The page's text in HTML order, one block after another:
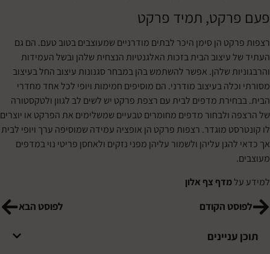
תמיד פרקט
הן סימן היכר לבתים מודרניים שמעוצבים בטוב טעם. הם גם
עיצוב הבית בזכות האלגנטיות הנצחית שלהן ובשל העמידות
שלהן. אפשר להשתמש בהן במבחר סגנונות עיצוב החל בעיצוב
בעיצוב מודרני. הם מוסיפים חמימות ויופי לכל אחד מחדרי
מדפים לבית עם רצפת פרקט יש לשים לב לגוון ולטקסטורה
ולבחור מדפים מחומרים טבעיים שמשלימים את הפרקט או יוצרים
מוגדר. רצפות פרקט הן אופציה עמידה שמוסיפה ערך ויופי לבית
עליהן ולשמור עליהן מפני נזקים ולאחסן פריטי נוי במדפים
מדף צף אלון
הקודם לפוסט הבא